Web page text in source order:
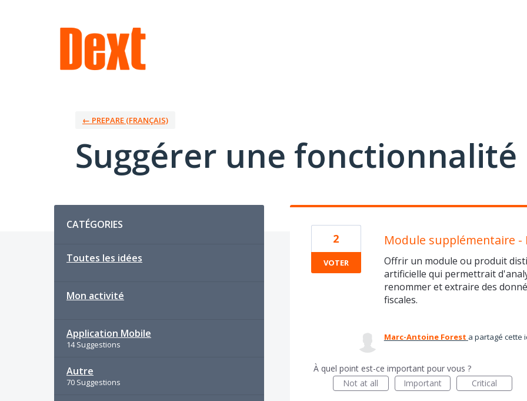
← PREPARE (FRANÇAIS)
Suggérer une fonctionnalité
CATÉGORIES
Toutes les idées
Mon activité
Application Mobile
14 Suggestions
Autre
70 Suggestions
Module supplémentaire -
Offrir un module ou produit
artificielle qui permettrait
renommer et extraire des
fiscales.
2
VOTER
Marc-Antoine Forest a partagé cette
À quel point est-ce important pour vous ?
Not at all
Important Critical